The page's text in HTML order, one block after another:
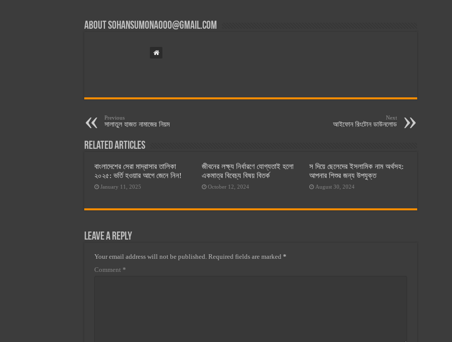
Aboutsohansumona000@gmail.com
Previous
সালাতুল হাজত নামাজের নিয়ম
Next
আইফোন রিংটোন ডাউনলোড
Related Articles
বাংলাদেশের সেরা মাদ্রাসার তালিকা
২০২৫: ভর্তি হওয়ার আগে জেনে নিন!
January 11, 2025
জীবনের লক্ষ্য নির্ধারণে যোগ্যতাই হলো
একমাত্র বিবেচ্য বিষয় বিতর্ক
October 12, 2024
স দিয়ে ছেলেদের ইসলামিক নাম অর্থসহ:
আপনার শিশুর জন্য উপযুক্ত
August 30, 2024
Leave a Reply
Your email address will not be published. Required fields are marked *
Comment *